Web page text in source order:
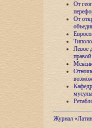
От
От
Левое
Журнал